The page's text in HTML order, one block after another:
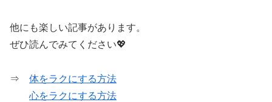
他にも楽しい記事があります。
ぜひ読んでみてください💖
⇒ 体をラクにする方法
心をラクにする方法